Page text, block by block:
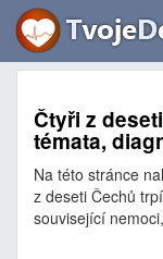
Čtyři z
témata,
Na této stránce
z deseti Čechů
související